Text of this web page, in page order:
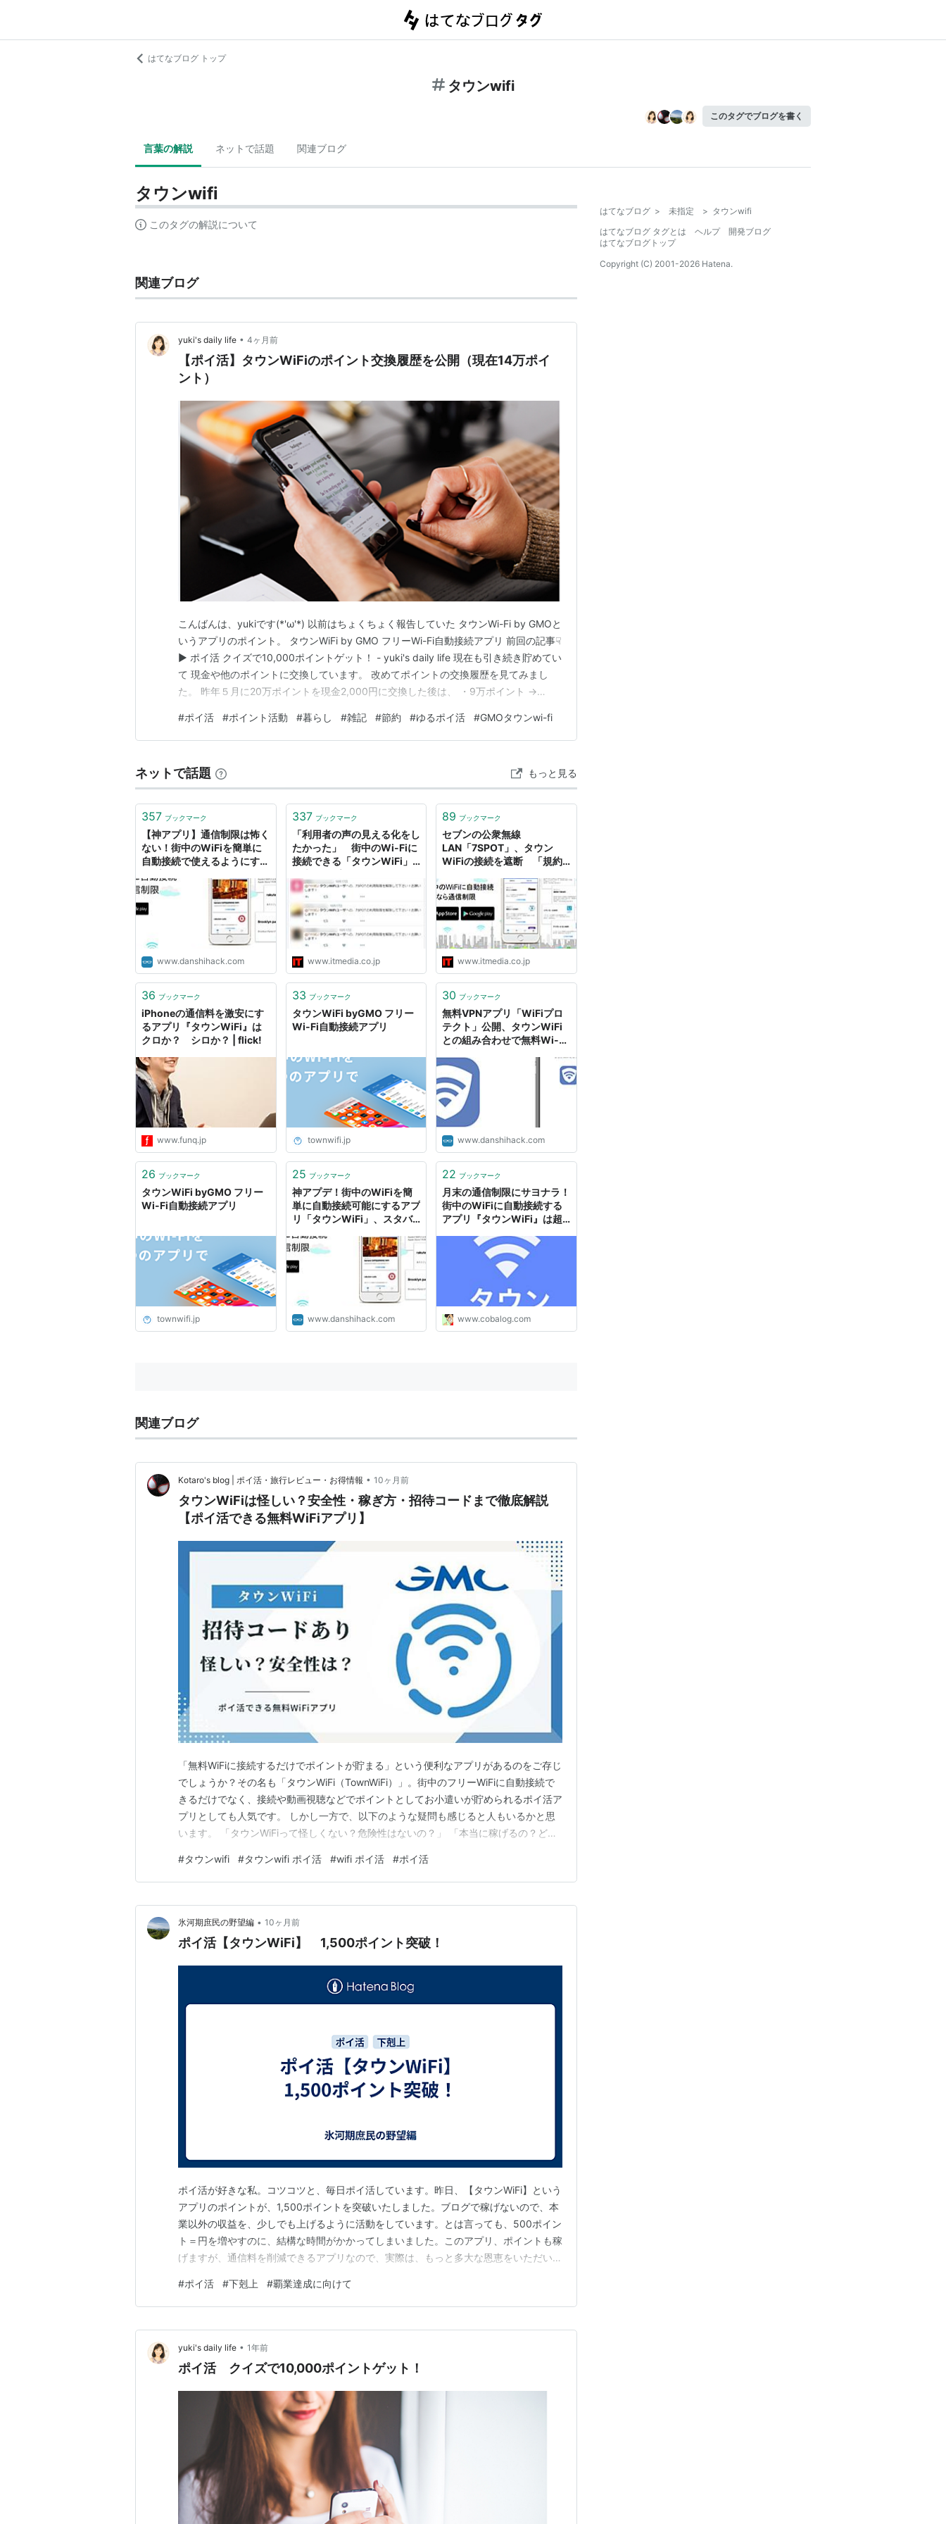
はてなブログ トップ
タウンwifi
このタグでブログを書く
言葉の解説 ネットで話題 関連ブログ
タウンwifi
このタグの解説について
関連ブログ
yuki's daily life • 4ヶ月前
【ポイ活】タウンWiFiのポイント交換履歴を公開（現在14万ポイ
ント）
こんばんは、yukiです(*'ω'*) 以前はちょくちょく報告していた タウンWi-Fi by GMOと
いうアプリのポイント。 タウンWiFi by GMO フリーWi-Fi自動接続アプリ 前回の記事☟
▶ ポイ活 クイズで10,000ポイントゲット！ - yuki's daily life 現在も引き続き貯めてい
て 現金や他のポイントに交換しています。 改めてポイントの交換履歴を見てみまし
た。 昨年５月に20万ポイントを現金2,000円に交換した後は、 ・9万ポイント →
す。 そして現在たまってい…
#ポイ活 #ポイント活動 #暮らし #雑記 #節約 #ゆるポイ活 #GMOタウンwi-fi
ネットで話題 もっと見る
357 ブックマーク
【神アプリ】通信制限は怖く
ない！街中のWiFiを簡単に
自動接続で使えるようにする
子ハック
www.danshihack.com
337 ブックマーク
「利用者の声の見える化をし
たかった」 街中のWi-Fiに
接続できる「タウンWiFi」
www.itmedia.co.jp
89 ブックマーク
セブンの公衆無線
LAN「7SPOT」、タウン
WiFiの接続を遮断 「規約
www.itmedia.co.jp
36 ブックマーク
iPhoneの通信料を激安にす
るアプリ『タウンWiFi』は
クロか？ シロか？ | flick!
www.funq.jp
33 ブックマーク
タウンWiFi byGMO フリー
Wi-Fi自動接続アプリ
townwifi.jp
30 ブックマーク
無料VPNアプリ「WiFiプロ
テクト」公開、タウンWiFi
との組み合わせで無料Wi-Fi
www.danshihack.com
26 ブックマーク
タウンWiFi byGMO フリー
Wi-Fi自動接続アプリ
townwifi.jp
25 ブックマーク
神アプデ！街中のWiFiを簡
単に自動接続可能にするアプ
リ「タウンWiFi」、スタバ
ットが追加！｜男子ハック
www.danshihack.com
22 ブックマーク
月末の通信制限にサヨナラ！
街中のWiFiに自動接続する
アプリ『タウンWiFi』は超
www.cobalog.com
関連ブログ
Kotaro's blog | ポイ活・旅行レビュー・お得情報 • 10ヶ月前
タウンWiFiは怪しい？安全性・稼ぎ方・招待コードまで徹底解説
【ポイ活できる無料WiFiアプリ】
「無料WiFiに接続するだけでポイントが貯まる」という便利なアプリがあるのをご存じ
でしょうか？その名も「タウンWiFi（TownWiFi）」。街中のフリーWiFiに自動接続で
きるだけでなく、接続や動画視聴などでポイントとしてお小遣いが貯められるポイ活ア
プリとしても人気です。 しかし一方で、以下のような疑問も感じると人もいるかと思
います。 「タウンWiFiって怪しくない？危険性はないの？」 「本当に稼げるの？どれ
WiFiの安全性・稼ぎ方・口コミ・おすすめ度まで徹底解説します。 ＼招待コード
uJGsL88c／ タウンW…
#タウンwifi #タウンwifi ポイ活 #wifi ポイ活 #ポイ活
氷河期庶民の野望編 • 10ヶ月前
ポイ活【タウンWiFi】 1,500ポイント突破！
ポイ活が好きな私。コツコツと、毎日ポイ活しています。昨日、【タウンWiFi】という
アプリのポイントが、1,500ポイントを突破いたしました。ブログで稼げないので、本
業以外の収益を、少しでも上げるように活動をしています。とは言っても、500ポイン
ト＝円を増やすのに、結構な時間がかかってしまいました。このアプリ、ポイントも稼
げますが、通信料を削減できるアプリなので、実際は、もっと多大な恩恵をいただいて
ント保有率で、上位10％に入っていると通知を貰いました。こういう通知は、嬉しい
ですし、テンションも上がりますね。 koko…
#ポイ活 #下剋上 #覇業達成に向けて
yuki's daily life • 1年前
ポイ活 クイズで10,000ポイントゲット！
はてなブログ > 未指定 > タウンwifi
はてなブログ タグとは
ヘルプ
開発ブログ
はてなブログトップ
Copyright (C) 2001-2026 Hatena.